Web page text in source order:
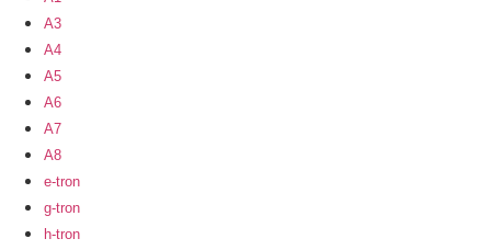
A3
A4
A5
A6
A7
A8
e-tron
g-tron
h-tron